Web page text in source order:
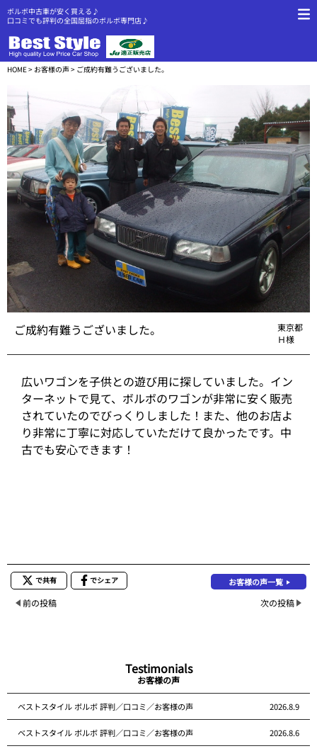
ボルボ中古車が安く買える♪
口コミでも評判の全国屈指のボルボ専門店♪
HOME> お客様の声> ご成約有難うございました。
ご成約有難うございました。
東京都
Ｈ様
広いワゴンを子供との遊び用に探していました。イン
ターネットで見て、ボルボのワゴンが非常に安く販売
されていたのでびっくりしました！また、他のお店よ
り非常に丁寧に対応していただけて良かったです。中
古でも安心できます！
で共有 でシェア お客様の声一覧
前の投稿 次の投稿
Testimonials
お客様の声
ベストスタイル ボルボ 評判／口コミ／お客様の声 2026.8.9
ベストスタイル ボルボ 評判／口コミ／お客様の声 2026.8.6